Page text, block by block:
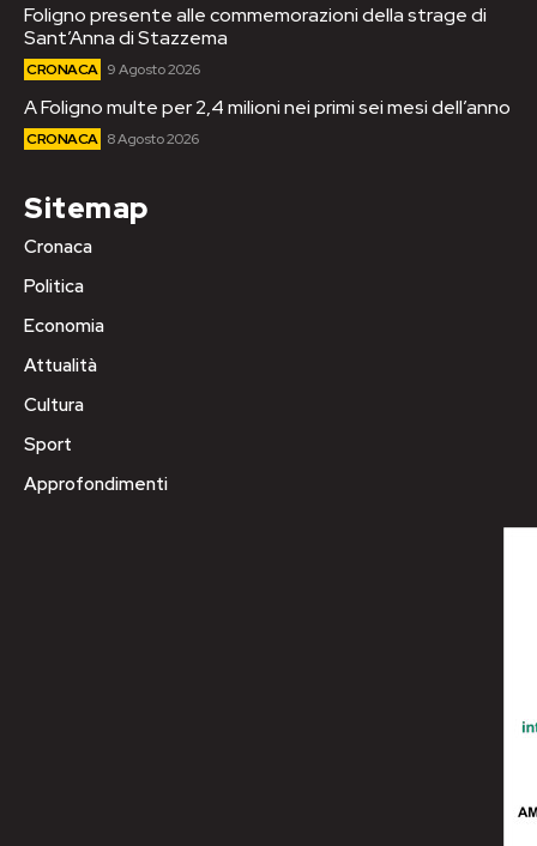
Foligno presente alle commemorazioni della strage di
Sant’Anna di Stazzema
CRONACA 9 Agosto 2026
A Foligno multe per 2,4 milioni nei primi sei mesi dell’anno
CRONACA 8 Agosto 2026
Sitemap
Cronaca
Politica
Economia
Attualità
Cultura
Sport
Approfondimenti